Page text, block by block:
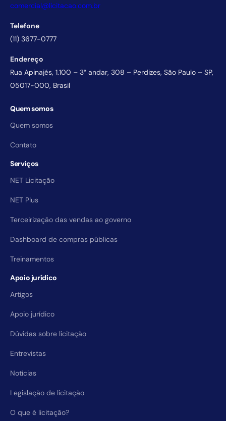
comercial@licitacao.com.br
Telefone
(11) 3677-0777
Endereço
Rua Apinajés, 1.100 – 3° andar, 308 – Perdizes, São Paulo – SP,
05017-000, Brasil
Quem somos
Quem somos
Contato
Serviços
NET Licitação
NET Plus
Terceirização das vendas ao governo
Dashboard de compras públicas
Treinamentos
Apoio jurídico
Artigos
Apoio jurídico
Dúvidas sobre licitação
Entrevistas
Notícias
Legislação de licitação
O que é licitação?